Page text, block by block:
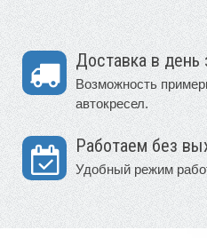
Доставка в день
Возможность
автокресел.
Работаем без
Удобный режим